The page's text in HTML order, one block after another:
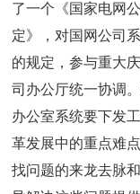
了一个《国家电网
定》，对国网公司
的规定，参与重大
司办公厅统一协调
办公室系统要下发
革发展中的重点难
找问题的来龙去脉